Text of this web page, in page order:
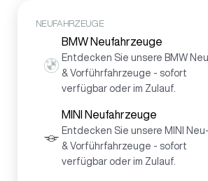
NEUFAHRZEUGE
BMW Neufahrzeuge
Entdecken Sie unsere BMW
& Vorführfahrzeuge - sofort
verfügbar oder im Zulauf.
MINI Neufahrzeuge
Entdecken Sie unsere MINI Neu-
& Vorführfahrzeuge - sofort
verfügbar oder im Zulauf.